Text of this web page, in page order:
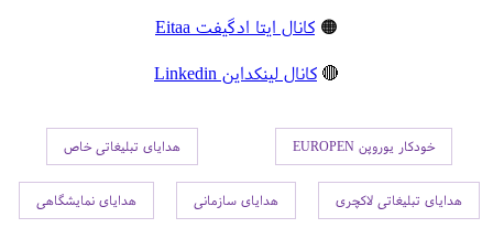
🟠 کانال ایتا ادگیفت Eitaa
🔴 کانال لینکداین Linkedin
خودکار یوروپن EUROPEN هدایای تبلیغاتی خاص
هدایای تبلیغاتی لاکچری هدایای سازمانی هدایای نمایشگاهی